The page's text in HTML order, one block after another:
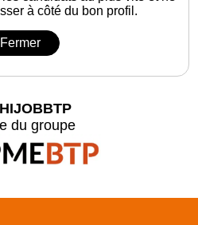
à côté du bon profil.
Fermer
du groupe